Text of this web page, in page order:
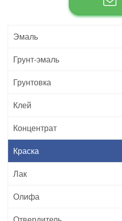
Эмаль
Грунт-эмаль
Грунтовка
Клей
Концентрат
Краска
Лак
Олифа